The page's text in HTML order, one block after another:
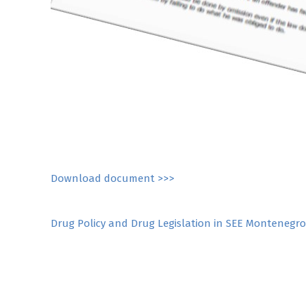
Download document >>>
Post
Drug Policy and Drug Legislation in SEE Montenegro